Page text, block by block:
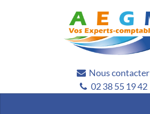
Nous contacter
02 38 55 19 42